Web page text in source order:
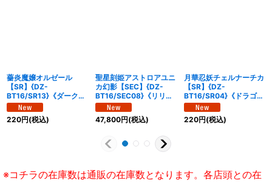
薔炎魔嬢オルゼール
【SR】{DZ-
BT16/SR13}《ダークス
テイツ》
220円(税込)
聖星刻姫アストロアユニ
カ幻影【SEC】{DZ-
BT16/SEC08}《リリカ
ルモナステリオ》
47,800円(税込)
月華忍妖チェルナーチカ
【SR】{DZ-
BT16/SR04}《ドラゴン
エンパイア》
220円(税込)
※コチラの在庫数は通販の在庫数となります。各店頭との在